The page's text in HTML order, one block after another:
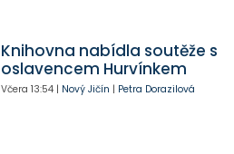
Knihovna nabídla soutěže s
oslavencem Hurvínkem
Včera 13:54| Nový Jičín | Petra Dorazilová